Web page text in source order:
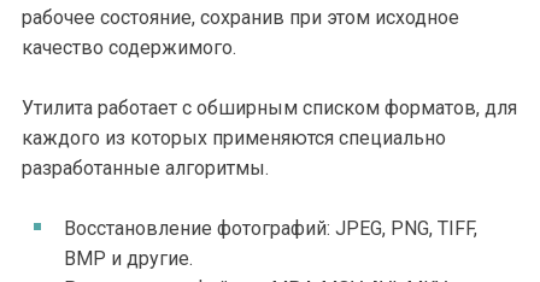
рабочее состояние, сохранив при этом исходное
качество содержимого.
Утилита работает с обширным списком форматов, для
каждого из которых применяются специально
разработанные алгоритмы.
Восстановление фотографий: JPEG, PNG, TIFF,
BMP и другие.